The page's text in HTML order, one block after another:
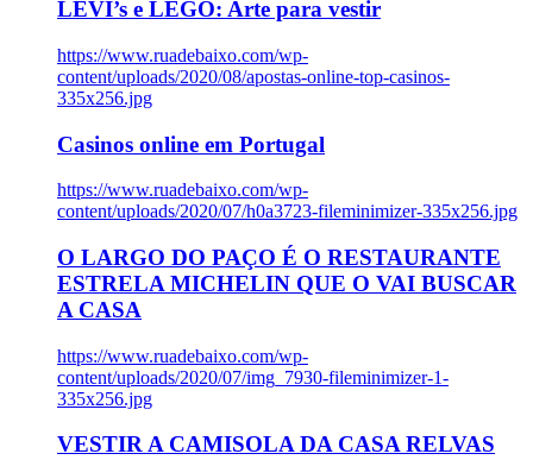
LEVI’s e LEGO: Arte para vestir
https://www.ruadebaixo.com/wp-
content/uploads/2020/08/apostas-online-top-casinos-
335x256.jpg
Casinos online em Portugal
https://www.ruadebaixo.com/wp-
content/uploads/2020/07/h0a3723-fileminimizer-335x256.jpg
O LARGO DO PAÇO É O RESTAURANTE
ESTRELA MICHELIN QUE O VAI BUSCAR
A CASA
https://www.ruadebaixo.com/wp-
content/uploads/2020/07/img_7930-fileminimizer-1-
335x256.jpg
VESTIR A CAMISOLA DA CASA RELVAS